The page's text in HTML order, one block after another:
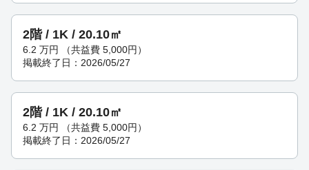
2階 / 1K / 20.10㎡
6.2 万円 （共益費 5,000円）
掲載終了日：2026/05/27
2階 / 1K / 20.10㎡
6.2 万円 （共益費 5,000円）
掲載終了日：2026/05/27